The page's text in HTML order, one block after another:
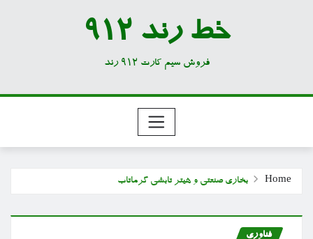
خط رند 912
فروش سیم کارت 912 رند
Home بخاری صنعتی و هیتر تابشی گرماتاب
فناوری